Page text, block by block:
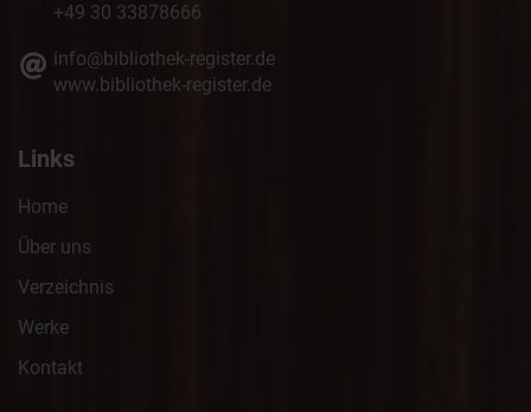
+49 30 33878666
info@bibliothek-register.de
www.bibliothek-register.de
Links
Home
Über uns
Verzeichnis
Werke
Kontakt